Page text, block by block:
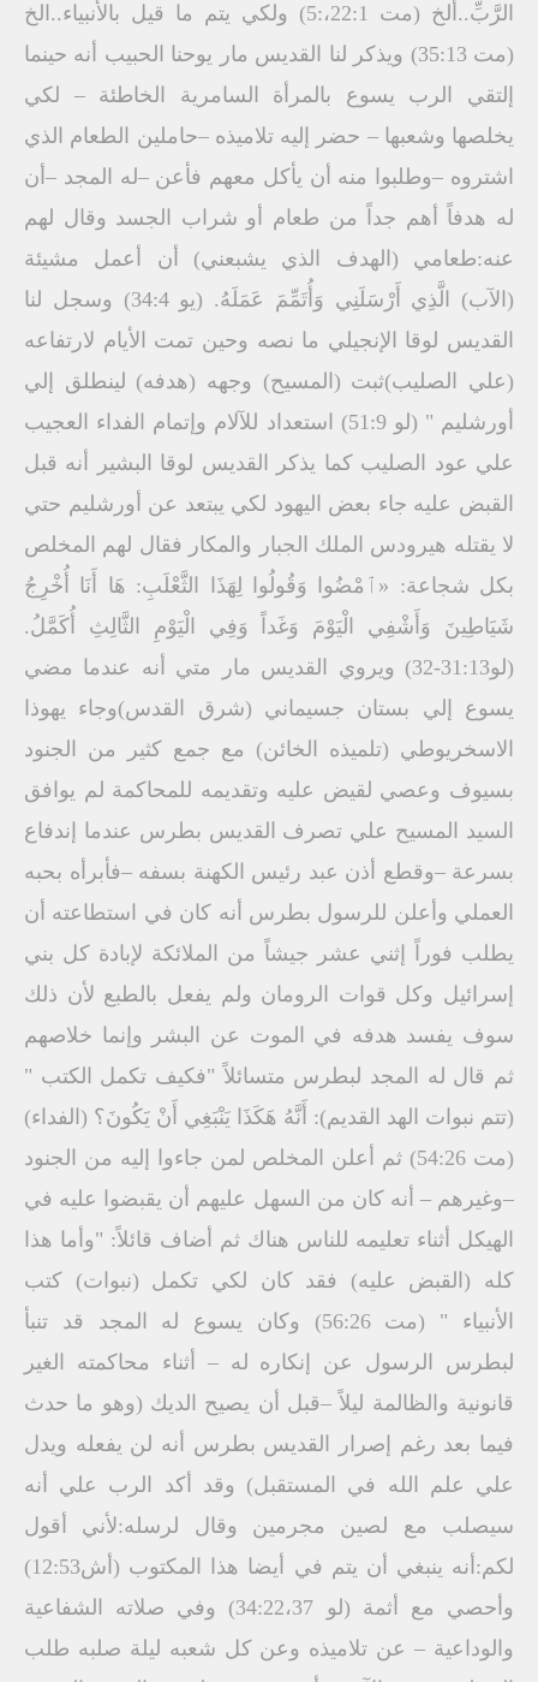
الرَّبِّ..ألخ (مت 22:1،:5) ولكي يتم ما قيل بالأنبياء..الخ
(مت 35:13) ويذكر لنا القديس مار يوحنا الحبيب أنه حينما
إلتقي الرب يسوع بالمرأة السامرية الخاطئة – لكي
يخلصها وشعبها – حضر إليه تلاميذه –حاملين الطعام الذي
اشتروه –وطلبوا منه أن يأكل معهم فأعن –له المجد –أن
له هدفاً أهم جداً من طعام أو شراب الجسد وقال لهم
عنه:طعامي (الهدف الذي يشبعني) أن أعمل مشيئة
(الآب) الَّذِي أَرْسَلَنِي وَأُتَمِّمَ عَمَلَهُ. (يو 34:4) وسجل لنا
القديس لوقا الإنجيلي ما نصه وحين تمت الأيام لارتفاعه
(علي الصليب)ثبت (المسيح) وجهه (هدفه) لينطلق إلي
أورشليم " (لو 51:9) استعداد للآلام وإتمام الفداء العجيب
علي عود الصليب كما يذكر القديس لوقا البشير أنه قبل
القبض عليه جاء بعض اليهود لكي يبتعد عن أورشليم حتي
لا يقتله هيرودس الملك الجبار والمكار فقال لهم المخلص
بكل شجاعة: «ﭐمْضُوا وَقُولُوا لِهَذَا الثَّعْلَبِ: هَا أَنَا أُخْرِجُ
شَيَاطِينَ وَأَشْفِي الْيَوْمَ وَغَداً وَفِي الْيَوْمِ الثَّالِثِ أُكَمَّلُ.
(لو31:13-32) ويروي القديس مار متي أنه عندما مضي
يسوع إلي بستان جسيماني (شرق القدس)وجاء يهوذا
الاسخريوطي (تلميذه الخائن) مع جمع كثير من الجنود
بسيوف وعصي لقيض عليه وتقديمه للمحاكمة لم يوافق
السيد المسيح علي تصرف القديس بطرس عندما إندفاع
بسرعة –وقطع أذن عبد رئيس الكهنة بسفه –فأبرأه بحبه
العملي وأعلن للرسول بطرس أنه كان في استطاعته أن
يطلب فوراً إثني عشر جيشاً من الملائكة لإبادة كل بني
إسرائيل وكل قوات الرومان ولم يفعل بالطبع لأن ذلك
سوف يفسد هدفه في الموت عن البشر وإنما خلاصهم
ثم قال له المجد لبطرس متسائلاً "فكيف تكمل الكتب "
(تتم نبوات الهد القديم): أَنَّهُ هَكَذَا يَنْبَغِي أَنْ يَكُونَ؟ (الفداء)
(مت 54:26) ثم أعلن المخلص لمن جاءوا إليه من الجنود
–وغيرهم – أنه كان من السهل عليهم أن يقبضوا عليه في
الهيكل أثناء تعليمه للناس هناك ثم أضاف قائلاً: "وأما هذا
كله (القبض عليه) فقد كان لكي تكمل (نبوات) كتب
الأنبياء " (مت 56:26) وكان يسوع له المجد قد تنبأ
لبطرس الرسول عن إنكاره له – أثناء محاكمته الغير
قانونية والظالمة ليلاً –قبل أن يصيح الديك (وهو ما حدث
فيما بعد رغم إصرار القديس بطرس أنه لن يفعله ويدل
علي علم الله في المستقبل) وقد أكد الرب علي أنه
سيصلب مع لصين مجرمين وقال لرسله:لأني أقول
لكم:أنه ينبغي أن يتم في أيضا هذا المكتوب (أش12:53)
وأحصي مع أثمة (لو 34:22،37) وفي صلاته الشفاعية
والوداعية – عن تلاميذه وعن كل شعبه ليلة صلبه طلب